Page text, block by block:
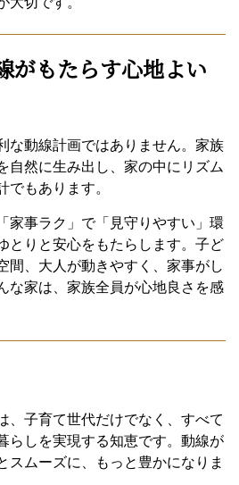
がもたらす心地よい
な動線計画ではありません。家族
自然に生み出し、家の中にリズム
でもあります。
家事ラク」で「見守りやすい」環
とりと安心をもたらします。子ど
間、大人が動きやすく、家事がし
な家は、家族全員が心地良さを感
、子育て世代だけでなく、すべて
らしを実現する知恵です。動線が
スムーズに、もっと豊かになりま